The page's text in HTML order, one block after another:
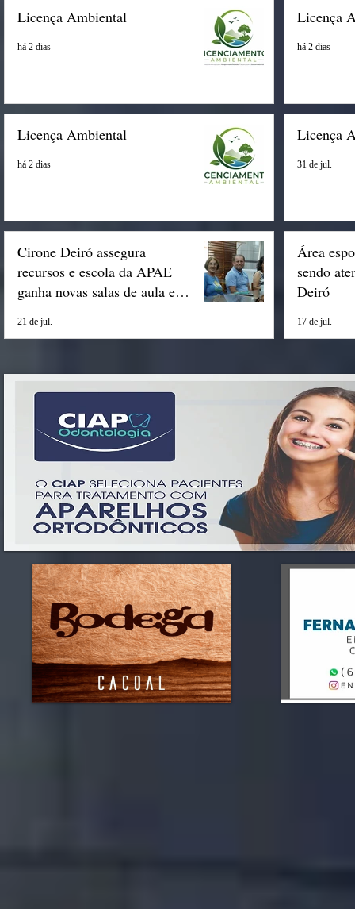
Licença Ambiental
há 2 dias
Licença
há 2 dias
Licença Ambiental
há 2 dias
Licença
31 de jul.
Cirone Deiró assegura
recursos e escola da APAE
ganha novas salas de aula em
21 de jul.
Área
sendo
Deiró
17 de jul.